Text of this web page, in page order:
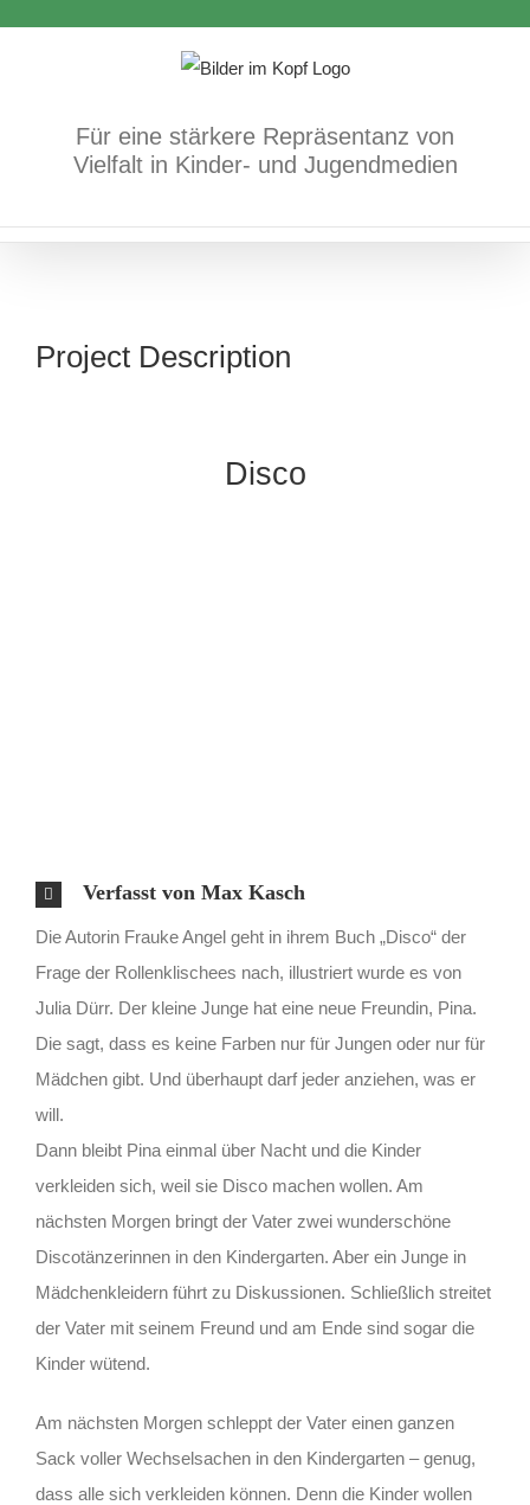
Für eine stärkere Repräsentanz von
Vielfalt in Kinder- und Jugendmedien
Project Description
Disco
Verfasst von Max Kasch
Die Autorin Frauke Angel geht in ihrem Buch „Disco“ der
Frage der Rollenklischees nach, illustriert wurde es von
Julia Dürr. Der kleine Junge hat eine neue Freundin, Pina.
Die sagt, dass es keine Farben nur für Jungen oder nur für
Mädchen gibt. Und überhaupt darf jeder anziehen, was er
will.
Dann bleibt Pina einmal über Nacht und die Kinder
verkleiden sich, weil sie Disco machen wollen. Am
nächsten Morgen bringt der Vater zwei wunderschöne
Discotänzerinnen in den Kindergarten. Aber ein Junge in
Mädchenkleidern führt zu Diskussionen. Schließlich streitet
der Vater mit seinem Freund und am Ende sind sogar die
Kinder wütend.
Am nächsten Morgen schleppt der Vater einen ganzen
Sack voller Wechselsachen in den Kindergarten – genug,
dass alle sich verkleiden können. Denn die Kinder wollen